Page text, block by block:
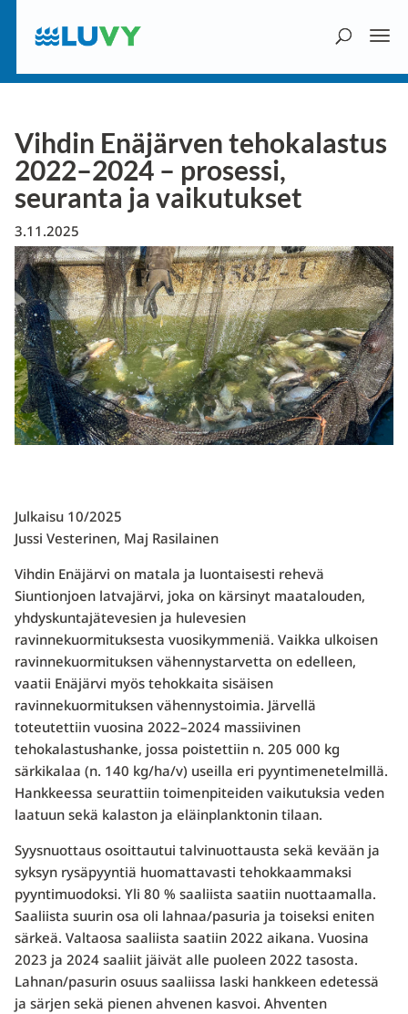
Vihdin Enäjärven tehokalastus
2022–2024 – prosessi,
seuranta ja vaikutukset
3.11.2025
Julkaisu 10/2025
Jussi Vesterinen, Maj Rasilainen
Vihdin Enäjärvi on matala ja luontaisesti rehevä
Siuntionjoen latvajärvi, joka on kärsinyt maatalouden,
yhdyskuntajätevesien ja hulevesien
ravinnekuormituksesta vuosikymmeniä. Vaikka ulkoisen
ravinnekuormituksen vähennystarvetta on edelleen,
vaatii Enäjärvi myös tehokkaita sisäisen
ravinnekuormituksen vähennystoimia. Järvellä
toteutettiin vuosina 2022–2024 massiivinen
tehokalastushanke, jossa poistettiin n. 205 000 kg
särkikalaa (n. 140 kg/ha/v) useilla eri pyyntimenetelmillä.
Hankkeessa seurattiin toimenpiteiden vaikutuksia veden
laatuun sekä kalaston ja eläinplanktonin tilaan.
Syysnuottaus osoittautui talvinuottausta sekä kevään ja
syksyn rysäpyyntiä huomattavasti tehokkaammaksi
pyyntimuodoksi. Yli 80 % saaliista saatiin nuottaamalla.
Saaliista suurin osa oli lahnaa/pasuria ja toiseksi eniten
särkeä. Valtaosa saaliista saatiin 2022 aikana. Vuosina
2023 ja 2024 saaliit jäivät alle puoleen 2022 tasosta.
Lahnan/pasurin osuus saaliissa laski hankkeen edetessä
ja särjen sekä pienen ahvenen kasvoi. Ahventen